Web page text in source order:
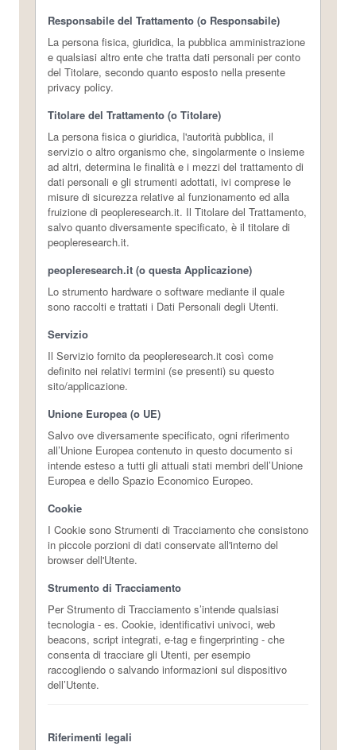
Responsabile del Trattamento (o Responsabile)
La persona fisica, giuridica, la pubblica amministrazione
e qualsiasi altro ente che tratta dati personali per conto
del Titolare, secondo quanto esposto nella presente
privacy policy.
Titolare del Trattamento (o Titolare)
La persona fisica o giuridica, l'autorità pubblica, il
servizio o altro organismo che, singolarmente o insieme
ad altri, determina le finalità e i mezzi del trattamento di
dati personali e gli strumenti adottati, ivi comprese le
misure di sicurezza relative al funzionamento ed alla
fruizione di peopleresearch.it. Il Titolare del Trattamento,
salvo quanto diversamente specificato, è il titolare di
peopleresearch.it.
peopleresearch.it (o questa Applicazione)
Lo strumento hardware o software mediante il quale
sono raccolti e trattati i Dati Personali degli Utenti.
Servizio
Il Servizio fornito da peopleresearch.it così come
definito nei relativi termini (se presenti) su questo
sito/applicazione.
Unione Europea (o UE)
Salvo ove diversamente specificato, ogni riferimento
all’Unione Europea contenuto in questo documento si
intende esteso a tutti gli attuali stati membri dell’Unione
Europea e dello Spazio Economico Europeo.
Cookie
I Cookie sono Strumenti di Tracciamento che consistono
in piccole porzioni di dati conservate all'interno del
browser dell'Utente.
Strumento di Tracciamento
Per Strumento di Tracciamento s’intende qualsiasi
tecnologia - es. Cookie, identificativi univoci, web
beacons, script integrati, e-tag e fingerprinting - che
consenta di tracciare gli Utenti, per esempio
raccogliendo o salvando informazioni sul dispositivo
dell’Utente.
Riferimenti legali